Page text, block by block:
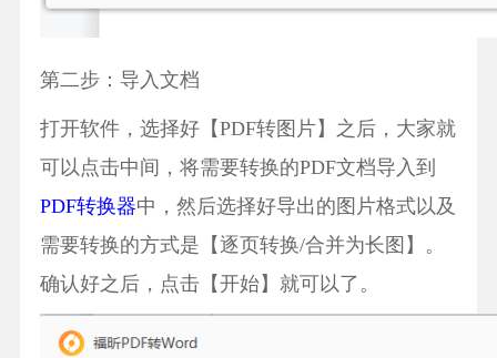
第二步：导入文档
打开软件，选择好【PDF转图片】之后，大家就
可以点击中间，将需要转换的PDF文档导入到
PDF转换器中，然后选择好导出的图片格式以及
需要转换的方式是【逐页转换/合并为长图】。
确认好之后，点击【开始】就可以了。